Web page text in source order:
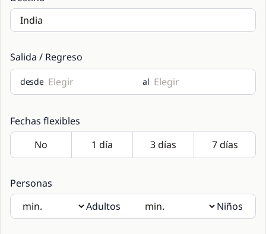
Salida / Regreso
desde al
Fechas flexibles
Personas
Adultos
Niños